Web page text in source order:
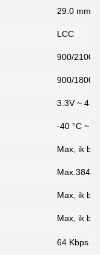
29.0 mm
LCC
900/
900/
3.3V ~
-40 °C ~
Max, ik
Max, ik
Max, ik
64 Kbps